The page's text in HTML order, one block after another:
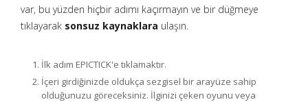
var, bu yüzden hiçbir adımı kaçırmayın ve bir düğmeye
tıklayarak sonsuz kaynaklara ulaşın.
İlk adım EPICTICK'e tıklamaktır.
İçeri girdiğinizde oldukça sezgisel bir arayüze sahip
olduğunuzu göreceksiniz. İlginizi çeken oyunu veya